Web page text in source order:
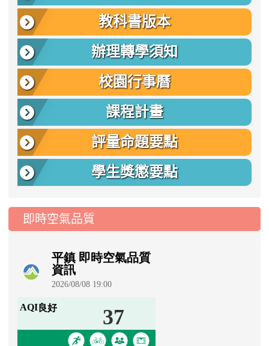
教科書版本
辦理轉學須知
校園行事曆
課程計畫
評量命題要點
學生獎懲要點
即時空氣品質